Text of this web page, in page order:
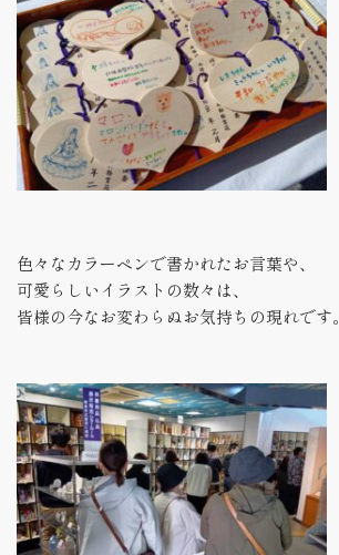
色々なカラーペンで書かれたお言葉や、
可愛らしいイラストの数々は、
皆様の今なお変わらぬお気持ちの現れです。